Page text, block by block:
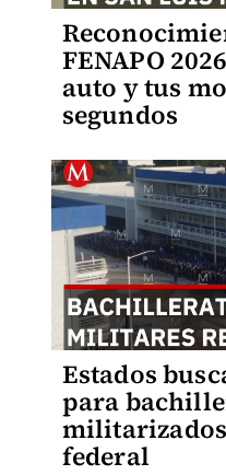
FENAPO
auto y tus
segundos
Estados
para
federal